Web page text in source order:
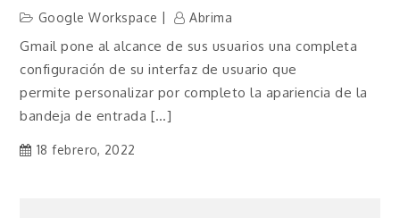
Google Workspace Abrima
Gmail pone al alcance de sus usuarios una completa
configuración de su interfaz de usuario que
permite personalizar por completo la apariencia de la
bandeja de entrada […]
18 febrero, 2022